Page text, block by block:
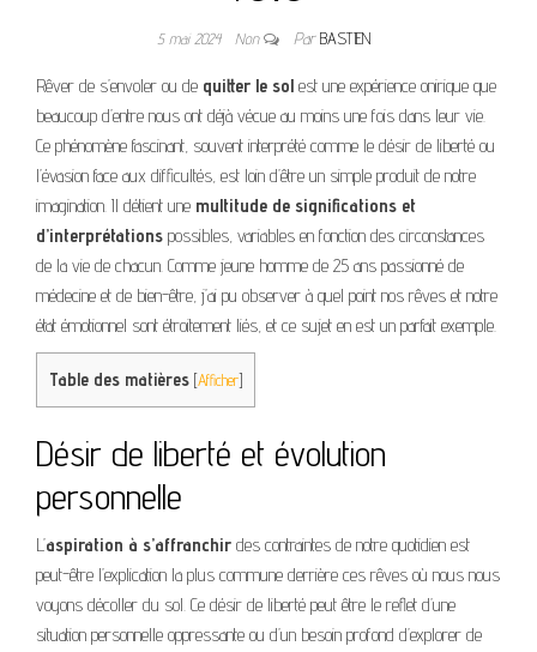
5 mai 2024 Non ParBASTIEN
Rêver de s’envoler ou de quitter le sol est une expérience onirique que
beaucoup d’entre nous ont déjà vécue au moins une fois dans leur vie.
Ce phénomène fascinant, souvent interprété comme le désir de liberté ou
l’évasion face aux difficultés, est loin d’être un simple produit de notre
imagination. Il détient une multitude de significations et
d’interprétations possibles, variables en fonction des circonstances
de la vie de chacun. Comme jeune homme de 25 ans passionné de
médecine et de bien-être, j’ai pu observer à quel point nos rêves et notre
état émotionnel sont étroitement liés, et ce sujet en est un parfait exemple.
Table des matières [Afficher]
Désir de liberté et évolution
personnelle
L’aspiration à s’affranchir des contraintes de notre quotidien est
peut-être l’explication la plus commune derrière ces rêves où nous nous
voyons décoller du sol. Ce désir de liberté peut être le reflet d’une
situation personnelle oppressante ou d’un besoin profond d’explorer de